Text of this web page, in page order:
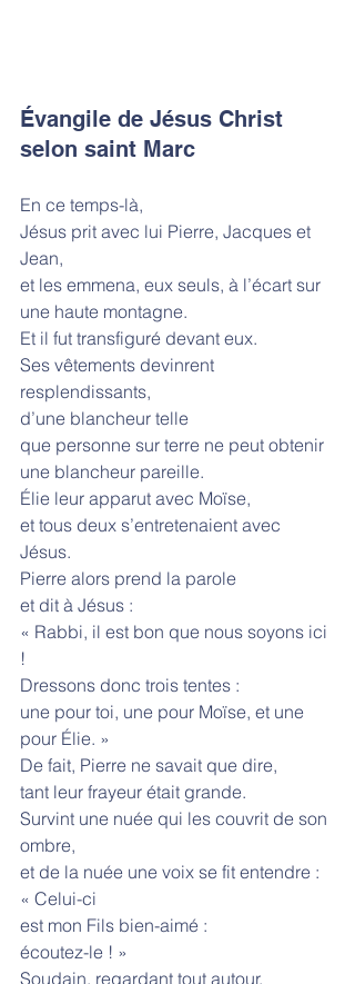
Évangile de Jésus Christ
selon saint Marc
En ce temps-là,
Jésus prit avec lui Pierre, Jacques et
Jean,
et les emmena, eux seuls, à l’écart sur
une haute montagne.
Et il fut transfiguré devant eux.
Ses vêtements devinrent
resplendissants,
d’une blancheur telle
que personne sur terre ne peut obtenir
une blancheur pareille.
Élie leur apparut avec Moïse,
et tous deux s’entretenaient avec
Jésus.
Pierre alors prend la parole
et dit à Jésus :
« Rabbi, il est bon que nous soyons ici
!
Dressons donc trois tentes :
une pour toi, une pour Moïse, et une
pour Élie. »
De fait, Pierre ne savait que dire,
tant leur frayeur était grande.
Survint une nuée qui les couvrit de son
ombre,
et de la nuée une voix se fit entendre :
« Celui-ci
est mon Fils bien-aimé :
écoutez-le ! »
Soudain, regardant tout autour,